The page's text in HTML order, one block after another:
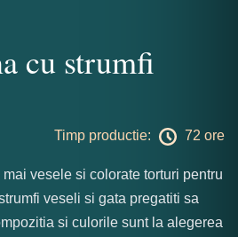
cu strumfi
Timp productie: 72 ore
vesele si colorate torturi pentru
veseli si gata pregatiti sa
si culorile sunt la alegerea